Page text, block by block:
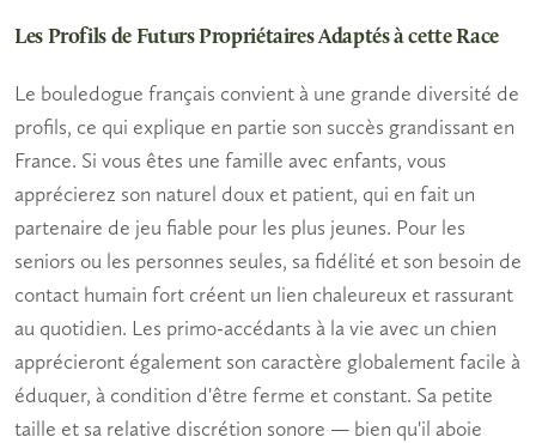
Les Profils de Futurs Propriétaires Adaptés à cette Race
Le bouledogue français convient à une grande diversité de
profils, ce qui explique en partie son succès grandissant en
France. Si vous êtes une famille avec enfants, vous
apprécierez son naturel doux et patient, qui en fait un
partenaire de jeu fiable pour les plus jeunes. Pour les
seniors ou les personnes seules, sa fidélité et son besoin de
contact humain fort créent un lien chaleureux et rassurant
au quotidien. Les primo-accédants à la vie avec un chien
apprécieront également son caractère globalement facile à
éduquer, à condition d'être ferme et constant. Sa petite
taille et sa relative discrétion sonore — bien qu'il aboie